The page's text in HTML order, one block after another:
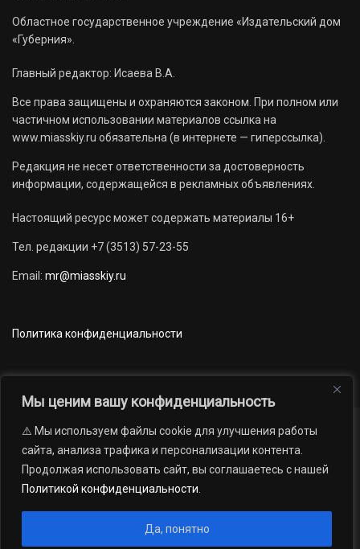
Мы ценим вашу конфиденциальность
⚠️ Мы используем файлы cookie для улучшения работы
сайта, анализа трафика и персонализации контента.
Продолжая использовать сайт, вы соглашаетесь с нашей
Политикой конфиденциальности
Да, понятно
Областное государственное учреждение «Издательский дом
«Губерния».
Главный редактор: Исаева В.А.
Все права защищены и охраняются законом. При полном или
частичном использовании материалов ссылка на
www.miasskiy.ru обязательна (в интернете — гиперссылка).
Редакция не несет ответственности за достоверность
информации, содержащейся в рекламных объявлениях.
Настоящий ресурс может содержать материалы 16+
Тел. редакции +7 (3513) 57-23-55
Email: mr@miasskiy.ru
Политика конфиденциальности
Новости Наши проекты
Официально
АРХИВ
16+
газеты «Миасский рабочий»; Областное государственное учреждение
«Издательский дом «Губерния». Все права защищены.
Андрей Петрович Попов